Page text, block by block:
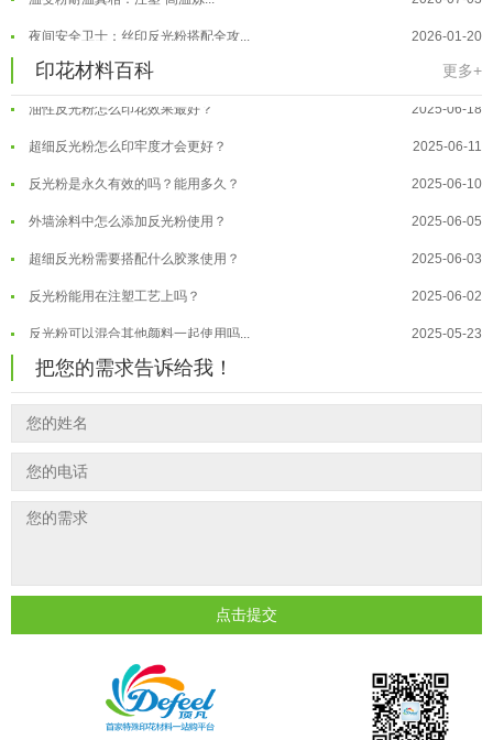
夜间安全卫士：丝印反光粉搭配全攻... 2026-01-20
温变粉可以做防伪标签、温变防伪吗... 2026-08-05
温变粉适合做热变还是冷变？ 2026-08-04
温变粉注塑后表面翻车？粗糙、颗粒... 2026-07-28
温变粉保质期有多久？开封后如何保... 2026-07-20
温变粉大批量保存指南｜做对这几步... 2026-07-17
温变粉"罢工"指南：为... 2026-07-10
温变粉到底怕不怕酸碱和酒精？ 2026-07-09
温变粉"烤"问：长期加... 2026-07-07
温变粉耐温真相：注塑"高温炼...
夜间安全卫士：丝印反光粉搭配全攻... 2026-01-20
印花材料百科 更多+
反光粉太久不用结块要怎么处理？
印花温变粉最适合用在什么行业上呢... 2025-06-20
油性反光粉怎么印花效果最好？ 2025-06-18
超细反光粉怎么印牢度才会更好？ 2025-06-11
反光粉是永久有效的吗？能用多久？ 2025-06-10
外墙涂料中怎么添加反光粉使用？ 2025-06-05
超细反光粉需要搭配什么胶浆使用？ 2025-06-03
反光粉能用在注塑工艺上吗？ 2025-06-02
反光粉可以混合其他颜料一起使用吗... 2025-05-23
温变粉丝印到底用多少目网版？这篇...
反光粉太久不用结块要怎么处理？ 2025-07-11
油性反光粉怎么印花效果最好？
超细反光粉怎么印牢度才会更好？
外墙涂料中怎么添加反光粉使用？ 2025-06-05
超细反光粉需要搭配什么胶浆使用？
反光粉能用在注塑工艺上吗？
反光粉可以混合其他颜料一起使用吗... 2025-05-23
把您的需求告诉给我！
点击提交